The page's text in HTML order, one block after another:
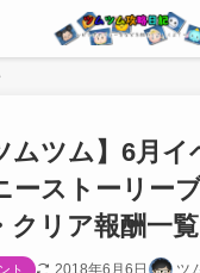
ムツム】6月
ーストーリー
クリア報酬一
ト 2018年6月6日 ツ